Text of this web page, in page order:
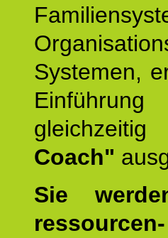
Systemen,
Coach"
Sie